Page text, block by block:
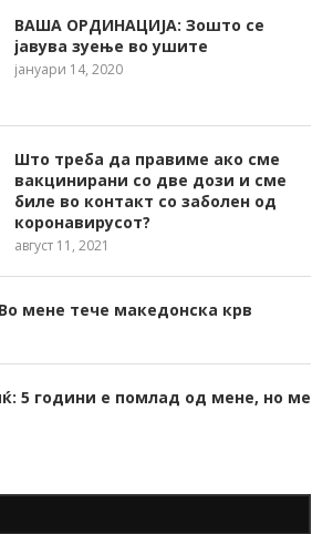
ВАША ОРДИНАЦИЈА: Зошто се
јавува зуење во ушите
јануари 14, 2020
Што треба да правиме ако сме
вакцинирани со две дози и сме
биле во контакт со заболен од
коронавирусот?
август 11, 2021
мене тече македонска крв
5 години е помлад од мене, но ме